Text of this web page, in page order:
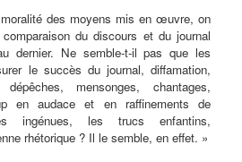
des moyens mis en œuvre, on
du discours et du journal
dernier. Ne semble-t-il pas que les
le succès du journal, diffamation,
mensonges, chantages,
en audace et en raffinements de
ingénues, les trucs enfantins,
rhétorique ? Il le semble, en effet. »